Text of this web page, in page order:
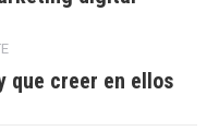
que creer en ellos